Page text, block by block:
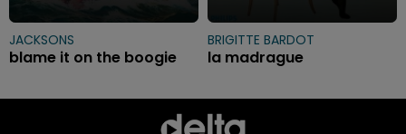
JACKSONS
blame it on the boogie
BRIGITTE BARDOT
la madrague